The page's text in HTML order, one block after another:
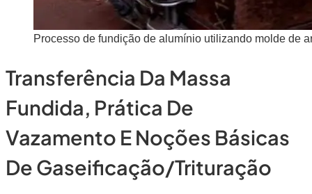
Processo de fundição de alumínio utilizando molde de
Transferência Da Massa
Fundida, Prática De
Vazamento E Noções Básicas
De Gaseificação/trituração